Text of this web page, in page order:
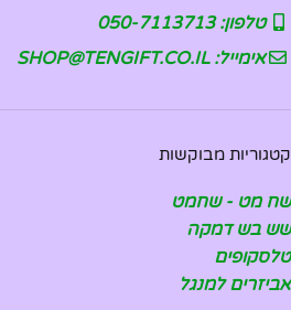
טלפון: 050-7113713
אימייל: SHOP@TENGIFT.CO.IL
קטגוריות מבוקשות
שח מט - שחמט
שש בש דמקה
טלסקופים
אביזרים למנגל